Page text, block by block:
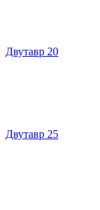
Двутавр 20
Двутавр 25